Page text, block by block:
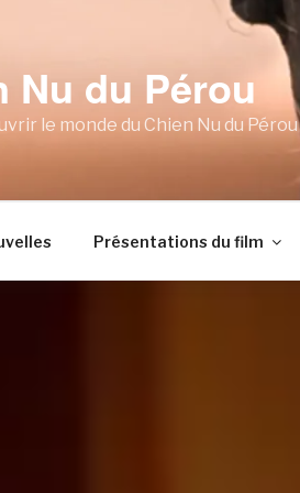
Nu du Pérou
le monde du Chien Nu du Pérou
Présentations du film